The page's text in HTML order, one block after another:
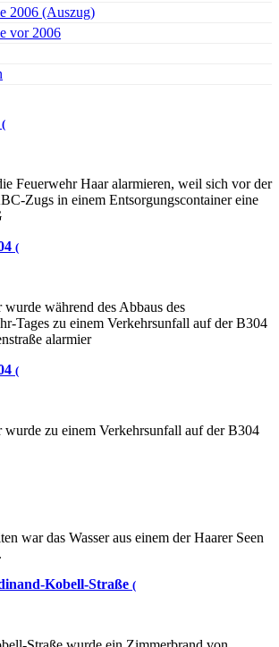
2006 (Auszug)
vor 2006
(
Feuerwehr Haar alarmieren, weil sich vor der
Zugs in einem Entsorgungscontainer eine
(
während des Abbaus des
Tages zu einem Verkehrsunfall auf der B304
alarmier
(
zu einem Verkehrsunfall auf der B304
war das Wasser aus einem der Haarer Seen
Kobell-Straße (